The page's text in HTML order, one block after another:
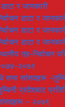
डाटा र जानकारी
डाटा र
डाटा र
डाटा र
तह-निर्वाचन
२०७९
सभा सांसदहरू -
प्रदेशबाट
– २०७९